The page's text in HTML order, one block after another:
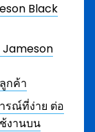
Black
Jameson
กค้า
รณ์ที่ง่าย ต่อ
งานบน